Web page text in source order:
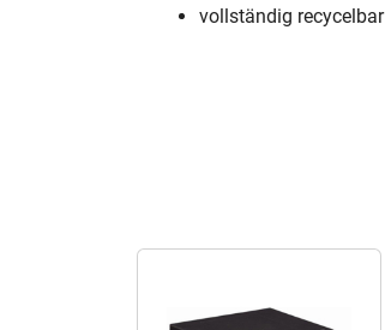
vollständig recycelbar